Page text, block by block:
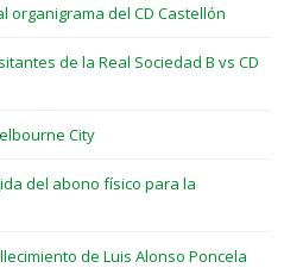
organigrama del CD Castellón
de la Real Sociedad B vs CD
City
del abono físico para la
de Luis Alonso Poncela